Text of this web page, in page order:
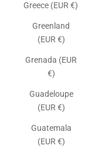
Greece (EUR €)
Greenland
(EUR €)
Grenada (EUR
€)
Guadeloupe
(EUR €)
Guatemala
(EUR €)